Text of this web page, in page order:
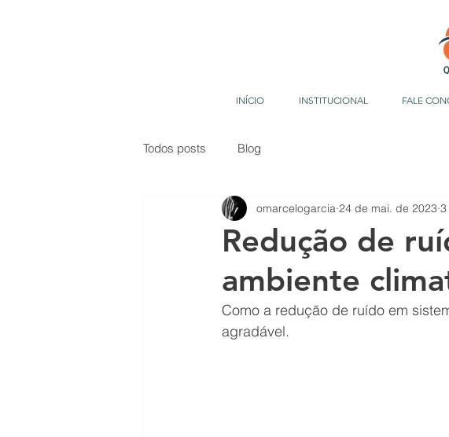
INÍCIO INSTITUCIONAL FALE
Todos posts Blog
Redução de
ambiente
omarcelogarcia 24 de mai. de 2023 3
Como a redução de ruído em
agradável.